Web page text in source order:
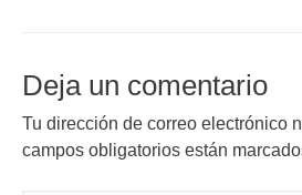
Deja un comentario
Tu dirección de correo electrónico
campos obligatorios están